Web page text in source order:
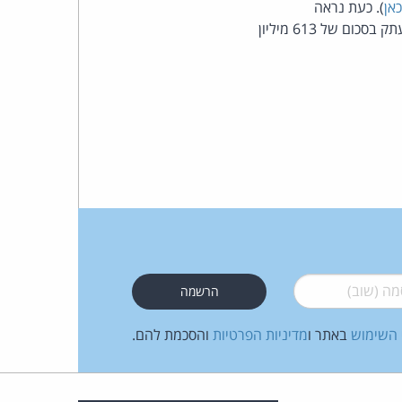
פרל
כאן). כעת נראה
שהחקירה תסתיים באזהרה לענק התוכנה, אבל בלא קנס (שלא כמו אירופה שהטילה על MS קנס עתק בסכום של 613 מיליון
(שוב)*
השימוש באתר ומדיניות הפרטיות והסכמת להם.